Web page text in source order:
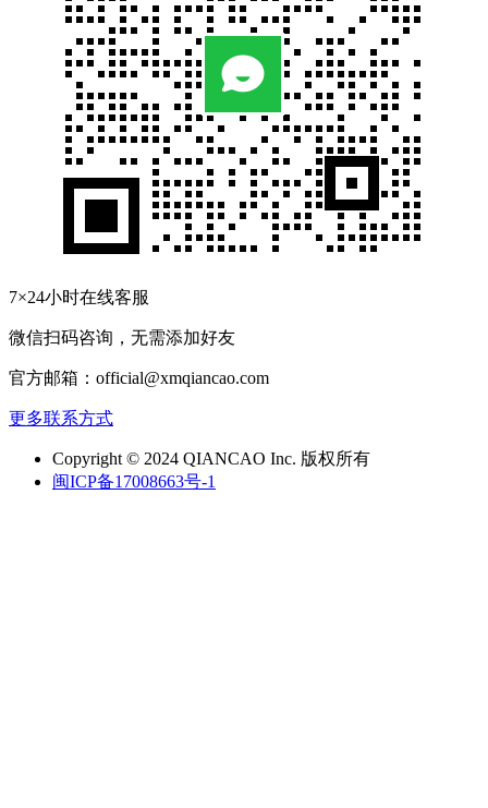
7×24小时在线客服
微信扫码咨询，无需添加好友
官方邮箱：official@xmqiancao.com
更多联系方式
Copyright © 2024 QIANCAO Inc. 版权所有
闽ICP备17008663号-1